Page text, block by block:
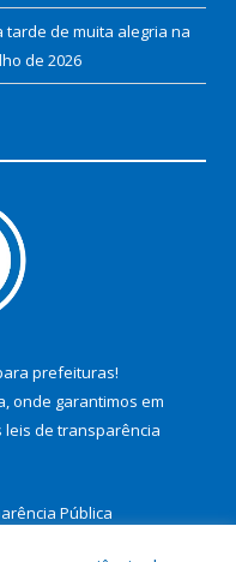
tarde de muita alegria na
de 2026
prefeituras!
onde garantimos em
leis de transparência
Pública